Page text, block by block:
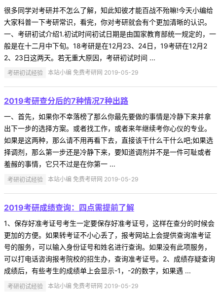
很多同学对考研并不怎么了解，知此知彼才能百战不殆嘛!今天小编给
大家科普一下考研常识，看完，你对考研就会有个更加清晰的认识。
一、考研初试介绍1.初试时间初试日期是由国家教育部统一规定的，一
般是在十二月中下旬。18考研是在12月23、24日，19考研在12月2
2、23日这两天。若无重大原因，考研初试时间 ...
考研初试经验 本站小编 免费考研网 2019-05-29
2019考研查分后的7种情况7种出路
一、首先，如果你不幸落榜了那么你最先要做的事情是冷静下来并拿
出下一步的选择方案。或者找工作，或者来年继续考你心仪的专业。
如果是这两种，那么请不用再看下去，直接该干什么干什么吧;如果选
择调剂，那么第一步还是冷静下来，要知道调剂并不是一件可耻或者
羞赧的事情，它只不过是在你第一 ...
考研初试经验 本站小编 免费考研网 2019-05-29
2019考研成绩查询：四点需提前了解
1、保存好准考证号考生一定要保存好准考证号，这样在查分的时候会
更加的方便。如果转考证不小心丢了，报考网站上会提供查询准考证
号的服务，可以输入身份证号和姓名进行查询。如果没有此项服务，
可以打电话咨询报考院校的招生办，查询准考证号。2、成绩存疑查询
成绩后，有些考生的成绩单上会显示-1，-2的数字，如果遇 ...
考研初试经验 本站小编 免费考研网 2019-05-29